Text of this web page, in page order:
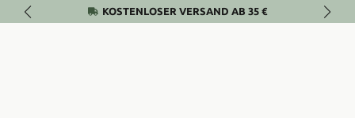
Zum Hauptinhalt springenKOSTENLOSER VERSAND AB 35 €